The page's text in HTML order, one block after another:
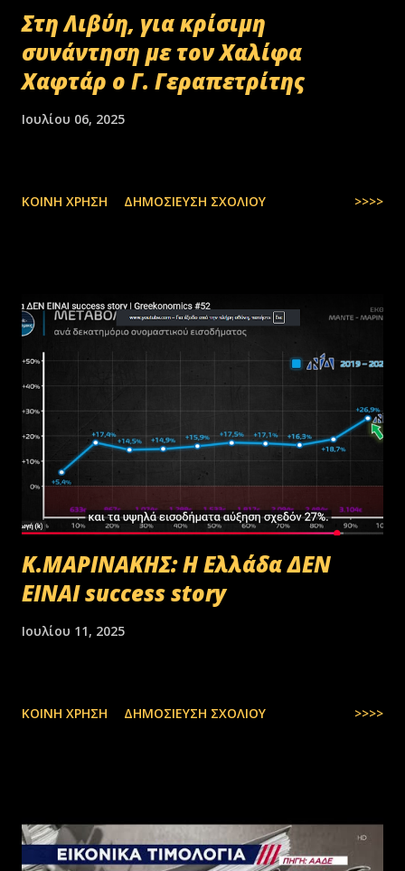
Στη Λιβύη, για κρίσιμη
συνάντηση με τον Χαλίφα
Χαφτάρ ο Γ. Γεραπετρίτης
Ιουλίου 06, 2025
ΚΟΙΝΉ ΧΡΉΣΗ ΔΗΜΟΣΊΕΥΣΗ ΣΧΟΛΊΟΥ >>>>
Κ.ΜΑΡΙΝΑΚΗΣ: Η Ελλάδα ΔΕΝ
ΕΙΝΑΙ success story
Ιουλίου 11, 2025
ΚΟΙΝΉ ΧΡΉΣΗ ΔΗΜΟΣΊΕΥΣΗ ΣΧΟΛΊΟΥ >>>>